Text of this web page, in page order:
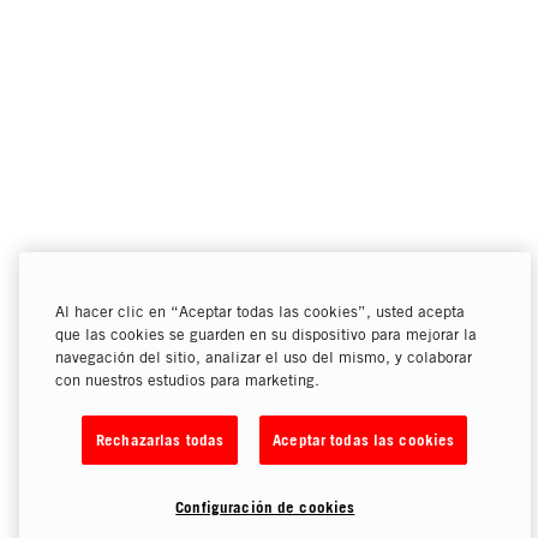
Al hacer clic en “Aceptar todas las cookies”, usted acepta
que las cookies se guarden en su dispositivo para mejorar la
navegación del sitio, analizar el uso del mismo, y colaborar
con nuestros estudios para marketing.
Rechazarlas todas Aceptar todas las cookies
Configuración de cookies